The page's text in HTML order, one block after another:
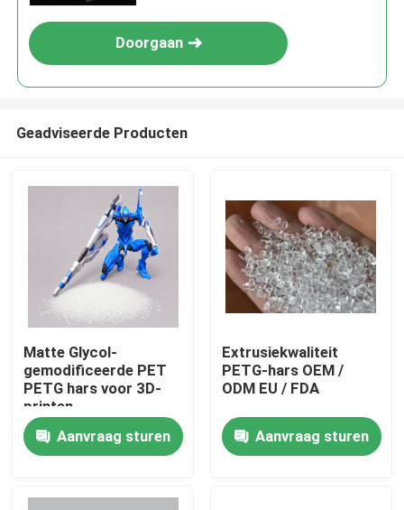
Doorgaan
Geadviseerde Producten
Matte Glycol-
gemodificeerde PET
PETG hars voor 3D-
printen
Aanvraag sturen
Extrusiekwaliteit
PETG-hars OEM /
ODM EU / FDA
Aanvraag sturen